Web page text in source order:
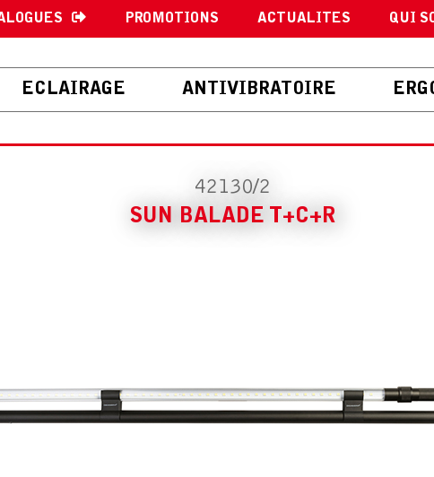
PROMOTIONS ACTUALITES QUI
ECLAIRAGE ANTIVIBRATOIRE
42130/2
SUN BALADE T+C+R